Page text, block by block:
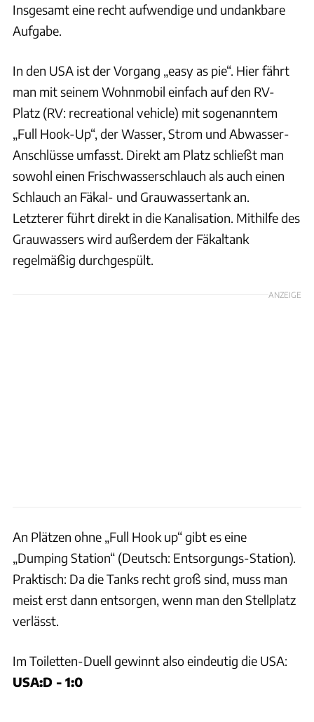
Insgesamt eine recht aufwendige und undankbare
Aufgabe.
In den USA ist der Vorgang „easy as pie“. Hier fährt
man mit seinem Wohnmobil einfach auf den RV-
Platz (RV: recreational vehicle) mit sogenanntem
„Full Hook-Up“, der Wasser, Strom und Abwasser-
Anschlüsse umfasst. Direkt am Platz schließt man
sowohl einen Frischwasserschlauch als auch einen
Schlauch an Fäkal- und Grauwassertank an.
Letzterer führt direkt in die Kanalisation. Mithilfe des
Grauwassers wird außerdem der Fäkaltank
regelmäßig durchgespült.
ANZEIGE
An Plätzen ohne „Full Hook up“ gibt es eine
„Dumping Station“ (Deutsch: Entsorgungs-Station).
Praktisch: Da die Tanks recht groß sind, muss man
meist erst dann entsorgen, wenn man den Stellplatz
verlässt.
Im Toiletten-Duell gewinnt also eindeutig die USA:
USA:D - 1:0